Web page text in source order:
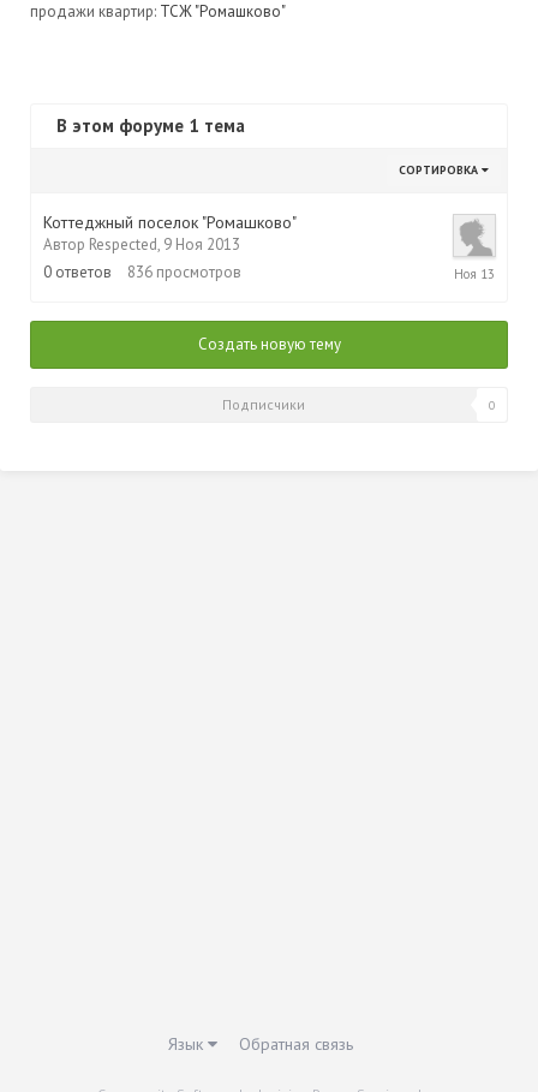
продажи квартир: ТСЖ "Ромашково"
В этом форуме 1 тема
СОРТИРОВКА
Коттеджный поселок "Ромашково"
Автор Respected, 9 Ноя 2013
0 ответов 836 просмотров
9
Создать новую тему
Подписчики 0
Язык Обратная связь